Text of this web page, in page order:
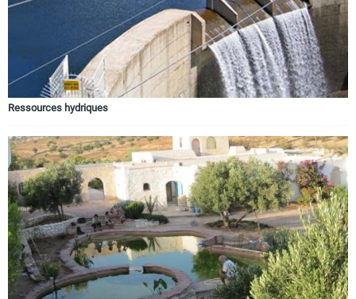
Ressources hydriques